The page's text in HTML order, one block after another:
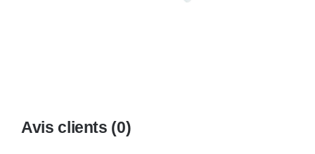
Avis clients (0)